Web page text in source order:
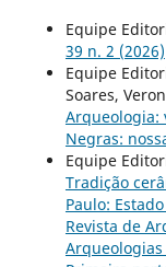
Equipe
39 n. 2 (2026)
Equipe
Soares,
Arqueologia:
Negras:
Equipe
Tradição
Paulo:
Revista de